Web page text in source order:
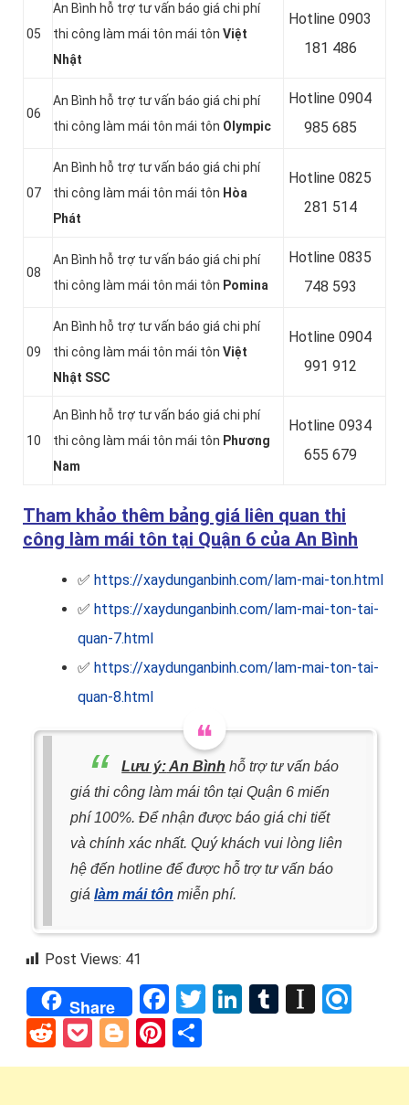
05
An Bình hỗ trợ tư vấn báo giá chi phí
thi công làm mái tôn mái tôn Việt
Nhật
Hotline 0903
181 486
06
An Bình hỗ trợ tư vấn báo giá chi phí
thi công làm mái tôn mái tôn Olympic
Hotline 0904
985 685
07
An Bình hỗ trợ tư vấn báo giá chi phí
thi công làm mái tôn mái tôn Hòa
Phát
Hotline 0825
281 514
08
An Bình hỗ trợ tư vấn báo giá chi phí
thi công làm mái tôn mái tôn Pomina
Hotline 0835
748 593
09
An Bình hỗ trợ tư vấn báo giá chi phí
thi công làm mái tôn mái tôn Việt
Nhật SSC
Hotline 0904
991 912
10
An Bình hỗ trợ tư vấn báo giá chi phí
thi công làm mái tôn mái tôn Phương
Nam
Hotline 0934
655 679
Tham khảo thêm bảng giá liên quan thi
công làm mái tôn tại Quận 6 của An Bình
✅ https://xaydunganbinh.com/lam-mai-ton.html
✅ https://xaydunganbinh.com/lam-mai-ton-tai-
quan-7.html
✅ https://xaydunganbinh.com/lam-mai-ton-tai-
quan-8.html
Lưu ý:An Bình hỗ trợ tư vấn báo
giá thi công làm mái tôn tại Quận 6 miến
phí 100%. Để nhận được báo giá chi tiết
và chính xác nhất. Quý khách vui lòng liên
hệ đến hotline để được hỗ trợ tư vấn báo
giá làm mái tôn miễn phí.
Post Views: 41
Share Facebook
TwitterLinkedIn
Tumblr
RedditPocket
BloggerPinterest